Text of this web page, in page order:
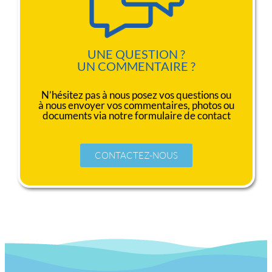
UNE QUESTION ?
UN COMMENTAIRE ?
N’hésitez pas à nous posez vos questions ou
à nous envoyer vos commentaires, photos ou
documents via notre formulaire de contact
CONTACTEZ-NOUS